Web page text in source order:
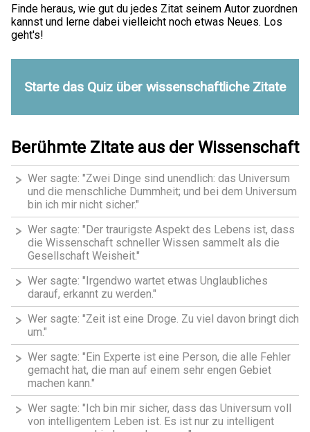
Finde heraus, wie gut du jedes Zitat seinem Autor zuordnen
kannst und lerne dabei vielleicht noch etwas Neues. Los
geht's!
Starte das Quiz über wissenschaftliche Zitate
Berühmte Zitate aus der Wissenschaft
Wer sagte: "Zwei Dinge sind unendlich: das Universum
und die menschliche Dummheit; und bei dem Universum
bin ich mir nicht sicher."
Wer sagte: "Der traurigste Aspekt des Lebens ist, dass
die Wissenschaft schneller Wissen sammelt als die
Gesellschaft Weisheit."
Wer sagte: "Irgendwo wartet etwas Unglaubliches
darauf, erkannt zu werden."
Wer sagte: "Zeit ist eine Droge. Zu viel davon bringt dich
um."
Wer sagte: "Ein Experte ist eine Person, die alle Fehler
gemacht hat, die man auf einem sehr engen Gebiet
machen kann."
Wer sagte: "Ich bin mir sicher, dass das Universum voll
von intelligentem Leben ist. Es ist nur zu intelligent